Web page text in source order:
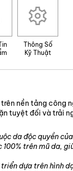
Thông Số
Kỹ Thuật
nền tảng công
tuyệt đối và trải
da độc quyền của
trên mũ da,
dựa trên hình